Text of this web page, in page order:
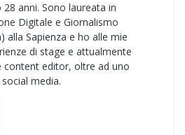
anni. Sono laureata in
Digitale e Giornalismo
alla Sapienza e ho alle mie
di stage e attualmente
content editor, oltre ad uno
media.